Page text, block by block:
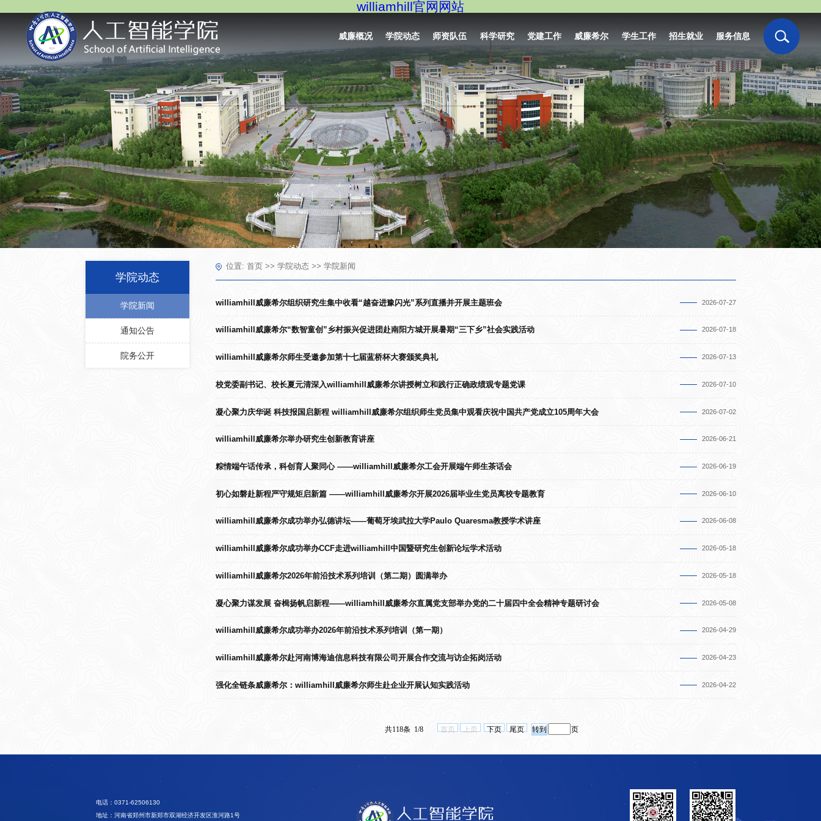
williamhill官网网站
威廉概况 学院动态 师资队伍 科学研究 党建工作 威廉希尔 学生工作 招生就业 服务信息
学院动态
学院新闻
通知公告
院务公开
位置: 首页>> 学院动态>> 学院新闻
williamhill威廉希尔组织研究生集中收看“越奋进豫闪光”系列直播并开展主题班会 2026-07-27
williamhill威廉希尔“数智童创”乡村振兴促进团赴南阳方城开展暑期“三下乡”社会实践活动 2026-07-18
williamhill威廉希尔师生受邀参加第十七届蓝桥杯大赛颁奖典礼 2026-07-13
校党委副书记、校长夏元清深入williamhill威廉希尔讲授树立和践行正确政绩观专题党课 2026-07-10
凝心聚力庆华诞 科技报国启新程 williamhill威廉希尔组织师生党员集中观看庆祝中国共产党成立105周年大会 2026-07-02
williamhill威廉希尔举办研究生创新教育讲座 2026-06-21
粽情端午话传承，科创育人聚同心 ——williamhill威廉希尔工会开展端午师生茶话会 2026-06-19
初心如磐赴新程严守规矩启新篇 ——williamhill威廉希尔开展2026届毕业生党员离校专题教育 2026-06-10
williamhill威廉希尔成功举办弘德讲坛——葡萄牙埃武拉大学Paulo Quaresma教授学术讲座 2026-06-08
williamhill威廉希尔成功举办CCF走进williamhill中国暨研究生创新论坛学术活动 2026-05-18
williamhill威廉希尔2026年前沿技术系列培训（第二期）圆满举办 2026-05-18
凝心聚力谋发展 奋楫扬帆启新程——williamhill威廉希尔直属党支部举办党的二十届四中全会精神专题研讨会 2026-05-08
williamhill威廉希尔成功举办2026年前沿技术系列培训（第一期） 2026-04-29
williamhill威廉希尔赴河南博海迪信息科技有限公司开展合作交流与访企拓岗活动 2026-04-23
强化全链条威廉希尔：williamhill威廉希尔师生赴企业开展认知实践活动 2026-04-22
共118条 1/8 首页 上页 下页 尾页 页
电话：0371-62506130
地址：河南省郑州市新郑市双湖经济开发区淮河路1号